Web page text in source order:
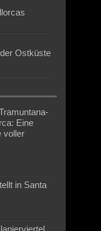
Ostküste
Eine
voller
in Santa